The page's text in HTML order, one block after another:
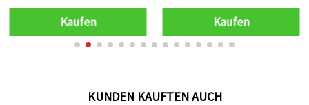
Kaufen Kaufen
KUNDEN KAUFTEN AUCH